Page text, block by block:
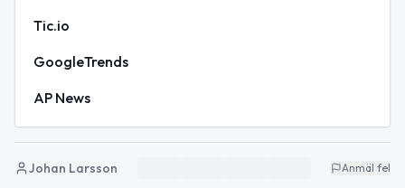
Tic.io
GoogleTrends
AP News
Johan Larsson Anmäl fel